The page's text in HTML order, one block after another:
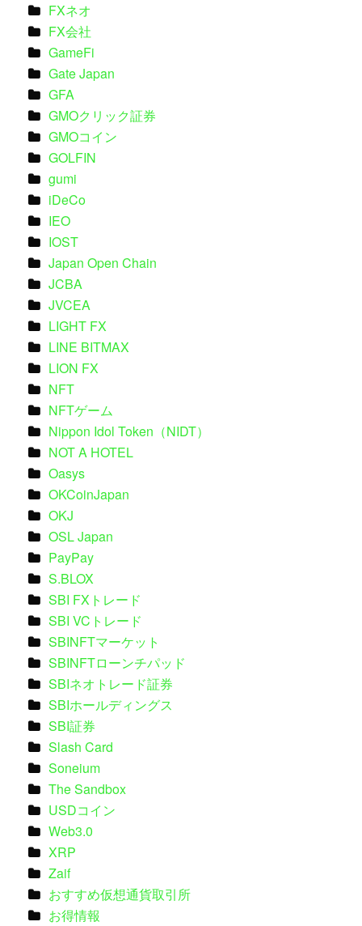
FXネオ
FX会社
GameFi
Gate Japan
GFA
GMOクリック証券
GMOコイン
GOLFIN
gumi
iDeCo
IEO
IOST
Japan Open Chain
JCBA
JVCEA
LIGHT FX
LINE BITMAX
LION FX
NFT
NFTゲーム
Nippon Idol Token（NIDT）
NOT A HOTEL
Oasys
OKCoinJapan
OKJ
OSL Japan
PayPay
S.BLOX
SBI FXトレード
SBI VCトレード
SBINFTマーケット
SBINFTローンチパッド
SBIネオトレード証券
SBIホールディングス
SBI証券
Slash Card
Soneium
The Sandbox
USDコイン
Web3.0
XRP
Zaif
おすすめ仮想通貨取引所
お得情報